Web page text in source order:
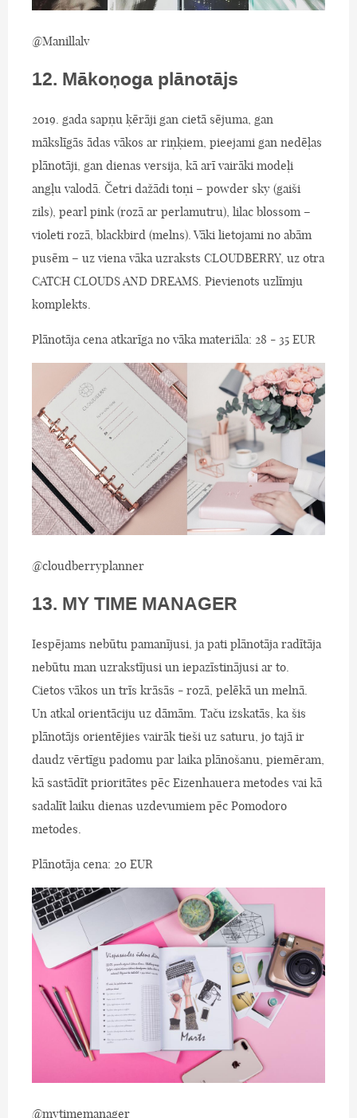
@Manillalv
12. Mākoņoga plānotājs
2019. gada sapņu ķērāji gan cietā sējuma, gan
mākslīgās ādas vākos ar riņķiem, pieejami gan nedēļas
plānotāji, gan dienas versija, kā arī vairāki modeļi
angļu valodā. Četri dažādi toņi – powder sky (gaiši
zils), pearl pink (rozā ar perlamutru), lilac blossom –
violeti rozā, blackbird (melns). Vāki lietojami no abām
pusēm – uz viena vāka uzraksts CLOUDBERRY, uz otra
CATCH CLOUDS AND DREAMS. Pievienots uzlīmju
komplekts.
Plānotāja cena atkarīga no vāka materiāla: 28 - 35 EUR
@cloudberryplanner
13. MY TIME MANAGER
Iespējams nebūtu pamanījusi, ja pati plānotāja radītāja
nebūtu man uzrakstījusi un iepazīstinājusi ar to.
Cietos vākos un trīs krāsās - rozā, pelēkā un melnā.
Un atkal orientāciju uz dāmām. Taču izskatās, ka šis
plānotājs orientējies vairāk tieši uz saturu, jo tajā ir
daudz vērtīgu padomu par laika plānošanu, piemēram,
kā sastādīt prioritātes pēc Eizenhauera metodes vai kā
sadalīt laiku dienas uzdevumiem pēc Pomodoro
metodes.
Plānotāja cena: 20 EUR
@mytimemanager